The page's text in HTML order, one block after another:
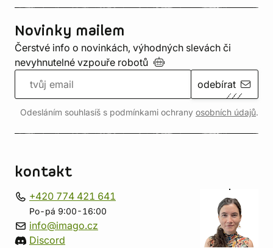
Novinky mailem
Čerstvé info o novinkách, výhodných slevách či
nevyhnutelné vzpouře robotů
odebírat
Odesláním souhlasíš s podmínkami ochrany osobních údajů.
kontakt
+420 774 421 641
Po-pá 9:00-16:00
info@imago.cz
Discord